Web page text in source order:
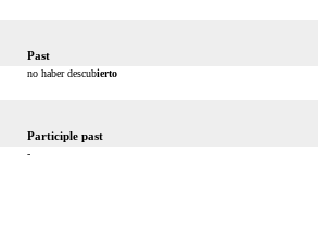
Past
no haber descubierto
Participle past
-